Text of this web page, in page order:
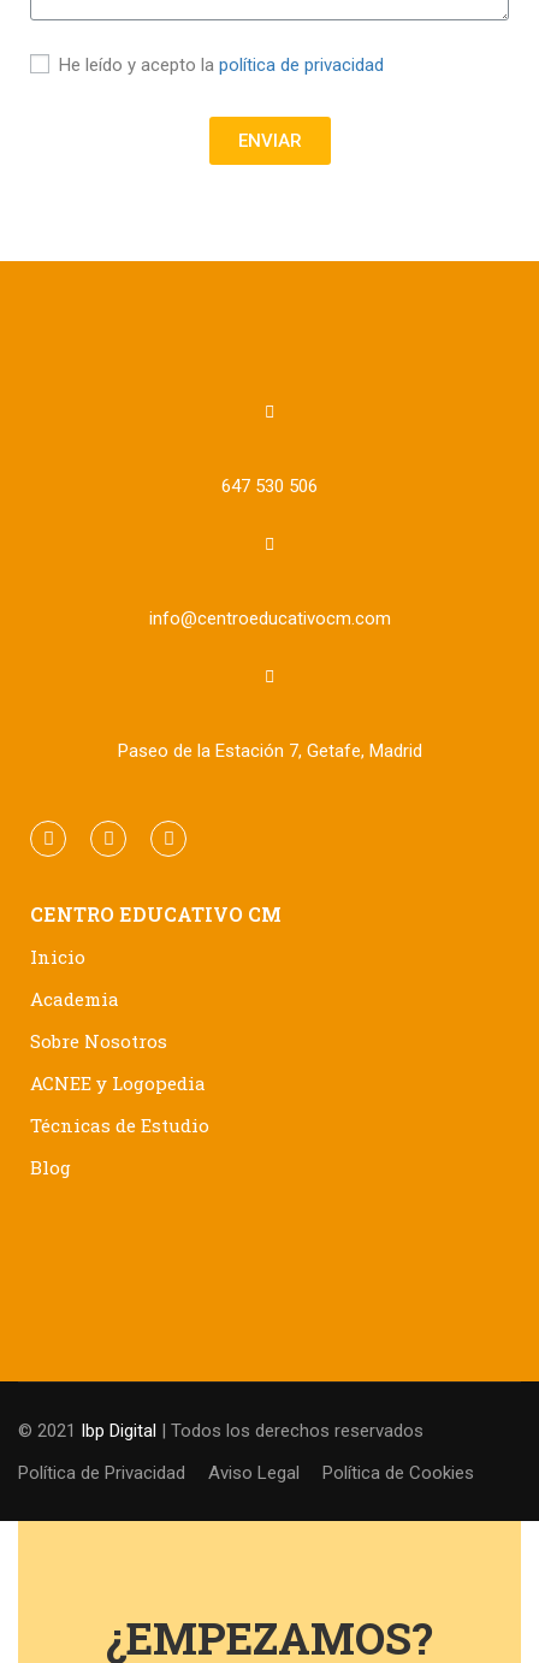
He leído y acepto la política de privacidad
ENVIAR
647 530 506
info@centroeducativocm.com
Paseo de la Estación 7, Getafe, Madrid
CENTRO EDUCATIVO CM
Inicio
Academia
Sobre Nosotros
ACNEE y Logopedia
Técnicas de Estudio
Blog
© 2021 Ibp Digital | Todos los derechos reservados
Política de Privacidad
Aviso Legal Política de Cookies
¿EMPEZAMOS?